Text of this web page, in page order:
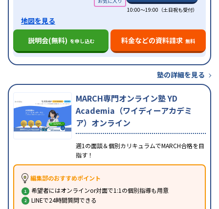
10:00～19:00（土日祝も受付）
地図を見る
説明会(無料) を申し込む 料金などの資料請求 無料
塾の詳細を見る
MARCH専門オンライン塾 YD
Academia（ワイディーアカデミ
ア）オンライン
週1の面談＆個別カリキュラムでMARCH合格を目
指す！
編集部のおすすめポイント
希望者にはオンラインor対面で1:1の個別指導も用意
LINEで24時間質問できる